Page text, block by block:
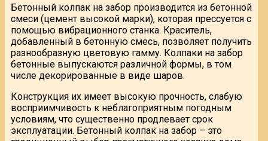
Бетонный колпак на забор производится из бетонной
смеси (цемент высокой марки), которая прессуется с
помощью вибрационного станка. Краситель,
добавленный в бетонную смесь, позволяет получить
разнообразную цветовую гамму. Колпаки на забор
бетонные выпускаются различной формы, в том
числе декорированные в виде шаров.
Конструкция их имеет высокую прочность, слабую
восприимчивость к неблагоприятным погодным
условиям, что существенно продлевает срок
эксплуатации. Бетонный колпак на забор – это